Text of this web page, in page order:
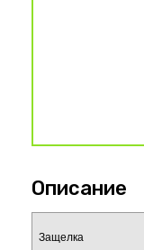
Описание
Защелка